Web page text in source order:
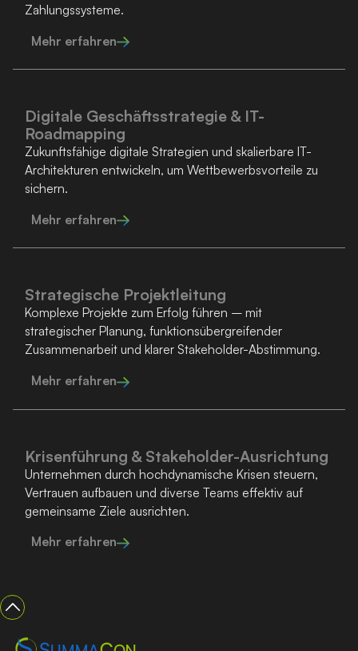
Zahlungssysteme.
Mehr erfahren
Digitale Geschäftsstrategie & IT-
Roadmapping
Zukunftsfähige digitale Strategien und skalierbare IT-
Architekturen entwickeln, um Wettbewerbsvorteile zu
sichern.
Mehr erfahren
Strategische Projektleitung
Komplexe Projekte zum Erfolg führen – mit
strategischer Planung, funktions­übergreifender
Zusammenarbeit und klarer Stakeholder-Abstimmung.
Mehr erfahren
Krisenführung & Stakeholder-Ausrichtung
Unternehmen durch hochdynamische Krisen steuern,
Vertrauen aufbauen und diverse Teams effektiv auf
gemeinsame Ziele ausrichten.
Mehr erfahren